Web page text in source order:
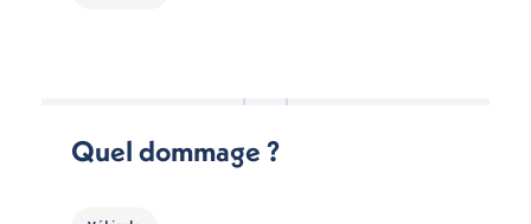
Quel dommage ?